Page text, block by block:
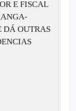
E FISCAL
DÁ OUTRAS